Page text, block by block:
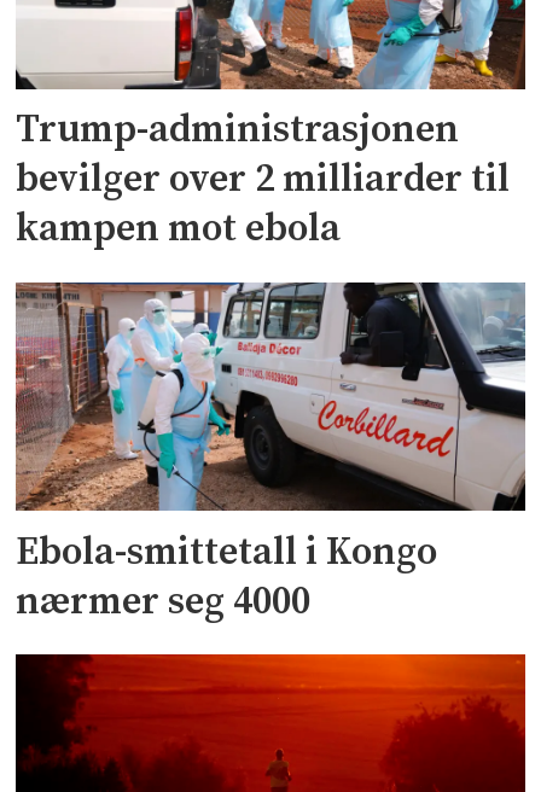
Trump-administrasjonen
bevilger over 2 milliarder til
kampen mot ebola
Ebola-smittetall i Kongo
nærmer seg 4000